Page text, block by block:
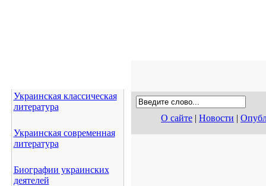
Украинская классическая
литература
Украинская современная
литература
Биографии украинских
деятелей
О сайте | Новости |